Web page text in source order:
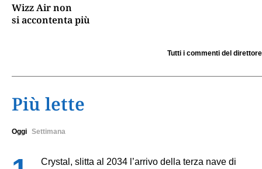
Wizz Air non
si accontenta più
Tutti i commenti del direttore
Più lette
Oggi Settimana
Crystal, slitta al 2034 l’arrivo della terza nave di